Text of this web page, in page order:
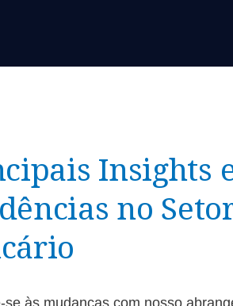
Insights
no
se às mudanças com nosso